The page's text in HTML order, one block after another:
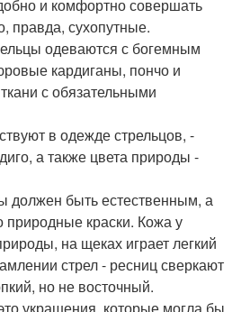
и комфортно совершать
правда, сухопутные.
одеваются с богемным
кардиганы, пончо и
с обязательными
в одежде стрельцов, -
а также цвета природы -
должен быть естественным, а
природные краски. Кожа у
на щеках играет легкий
стрел - ресниц сверкают
но не восточный.